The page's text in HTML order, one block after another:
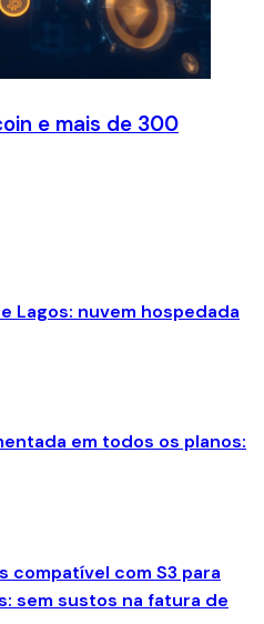
e mais de 300
Lagos: nuvem hospedada
em todos os planos:
compatível com S3 para
sem sustos na fatura de